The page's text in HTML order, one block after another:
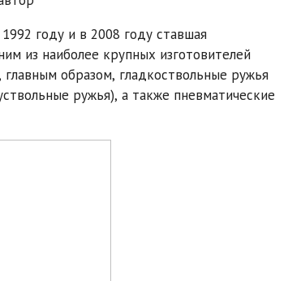
году и в 2008 году ставшая
из наиболее крупных изготовителей
образом, гладкоствольные ружья
ружья), а также пневматические